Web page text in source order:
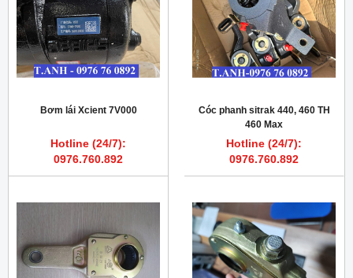
Bơm lái Xcient 7V000
Hotline (24/7):
0976.760.892
Cóc phanh sitrak 440, 460 TH
460 Max
Hotline (24/7):
0976.760.892